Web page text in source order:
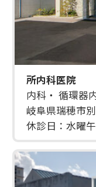
所内科医院
内科・ 循環器
岐阜県瑞穂市
休診日：水曜